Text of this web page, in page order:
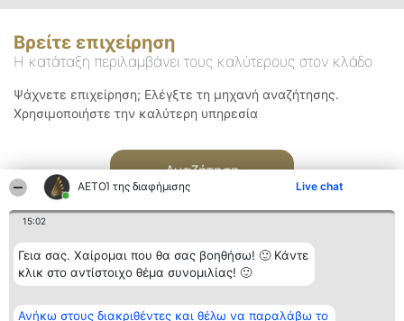
ΑΕΤΟΊ της διαφήμισης Live chat
15:02
Γεια σας. Χαίρομαι που θα σας βοηθήσω! 🙂 Κάντε
κλικ στο αντίστοιχο θέμα συνομιλίας! 🙂
Ανήκω στους διακριθέντες και θέλω να παραλάβω το
Βρείτε επιχείρηση
Η κατάταξη περιλαμβάνει τους καλύτερους στον κλάδο
Ψάχνετε επιχείρηση; Ελέγξτε τη μηχανή αναζήτησης.
Χρησιμοποιήστε την καλύτερη υπηρεσία
Αναζήτηση
Διοργανωτής της
κατάταξης
Κατάταξη
Διακριθέντες
Επικοινωνία
Επικοινωνία